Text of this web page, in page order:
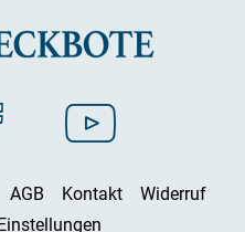
AGB Kontakt
Widerruf